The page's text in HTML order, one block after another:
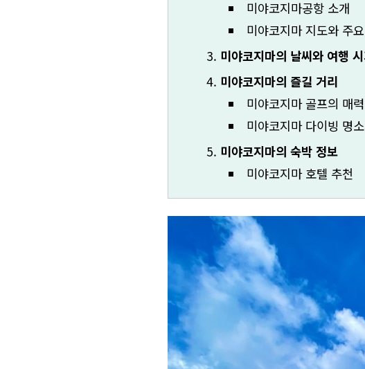
미야코지마공항 소개
미야코지마 지도와 주
미야코지마의 날씨와 여행
미야코지마의 즐길 거리
미야코지마 골프의 매력
미야코지마 다이빙 명소
미야코지마의 숙박 정보
미야코지마 호텔 추천